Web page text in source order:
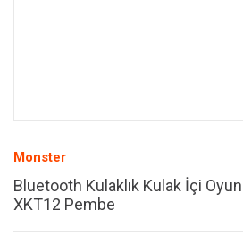
Monster
Bluetooth Kulaklık Kulak İçi
XKT12 Pembe